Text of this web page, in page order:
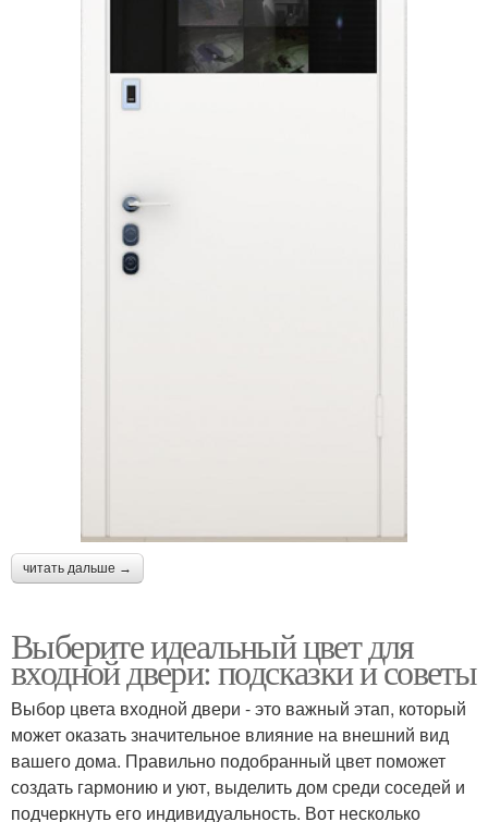
читать дальше →
Выберите идеальный цвет для
входной двери: подсказки и советы
Выбор цвета входной двери - это важный этап, который
может оказать значительное влияние на внешний вид
вашего дома. Правильно подобранный цвет поможет
создать гармонию и уют, выделить дом среди соседей и
подчеркнуть его индивидуальность. Вот несколько